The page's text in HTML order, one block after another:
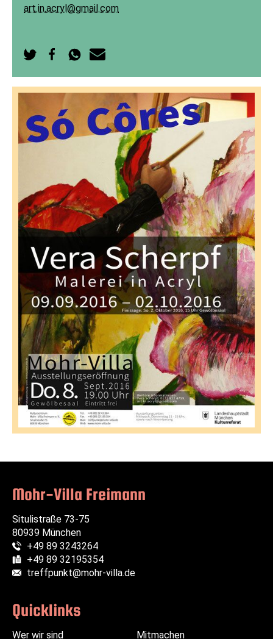
art.in.acryl@gmail.com
TwitterFacebook
teilen
WhatsApp
E-
senden
Mohr-Villa Freimann
Situlistraße 73-75
80939 München
Telefon:
+49 89 3243264
Fax:
+49 89 32195354
E-Mail:
treffpunkt@mohr-villa.de
Quicklinks
Wer wir sind Mitmachen